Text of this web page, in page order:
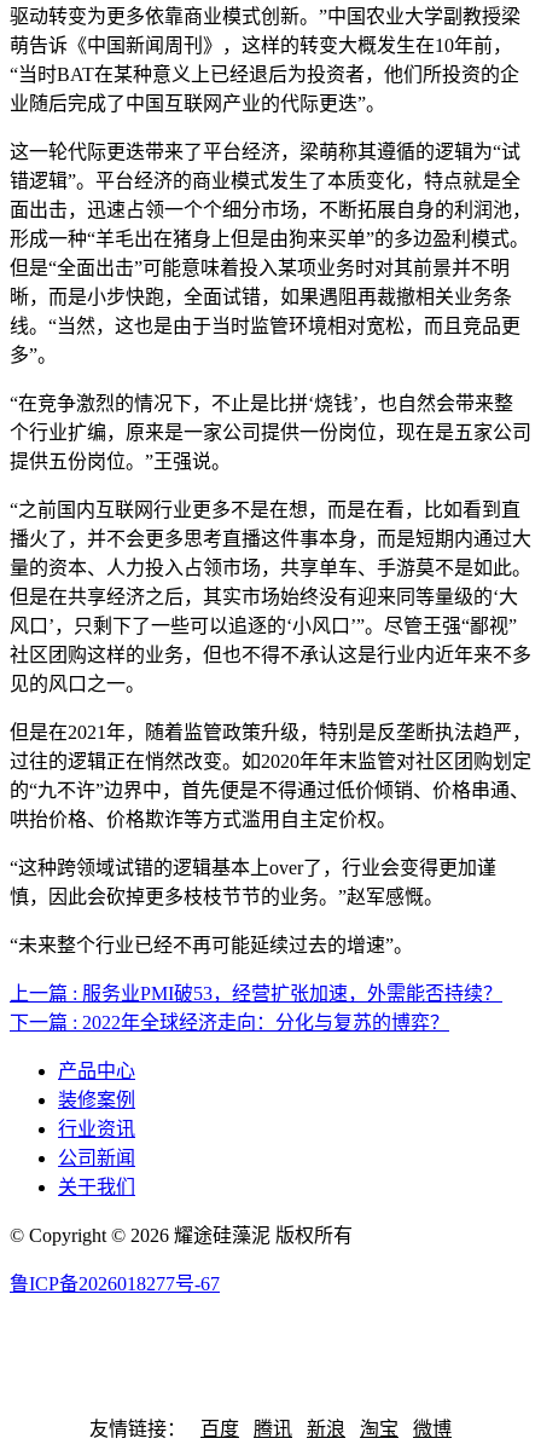
驱动转变为更多依靠商业模式创新。”中国农业大学副教授梁
萌告诉《中国新闻周刊》，这样的转变大概发生在10年前，
“当时BAT在某种意义上已经退后为投资者，他们所投资的企
业随后完成了中国互联网产业的代际更迭”。
这一轮代际更迭带来了平台经济，梁萌称其遵循的逻辑为“试
错逻辑”。平台经济的商业模式发生了本质变化，特点就是全
面出击，迅速占领一个个细分市场，不断拓展自身的利润池，
形成一种“羊毛出在猪身上但是由狗来买单”的多边盈利模式。
但是“全面出击”可能意味着投入某项业务时对其前景并不明
晰，而是小步快跑，全面试错，如果遇阻再裁撤相关业务条
线。“当然，这也是由于当时监管环境相对宽松，而且竞品更
多”。
“在竞争激烈的情况下，不止是比拼‘烧钱’，也自然会带来整
个行业扩编，原来是一家公司提供一份岗位，现在是五家公司
提供五份岗位。”王强说。
“之前国内互联网行业更多不是在想，而是在看，比如看到直
播火了，并不会更多思考直播这件事本身，而是短期内通过大
量的资本、人力投入占领市场，共享单车、手游莫不是如此。
但是在共享经济之后，其实市场始终没有迎来同等量级的‘大
风口’，只剩下了一些可以追逐的‘小风口’”。尽管王强“鄙视”
社区团购这样的业务，但也不得不承认这是行业内近年来不多
见的风口之一。
但是在2021年，随着监管政策升级，特别是反垄断执法趋严，
过往的逻辑正在悄然改变。如2020年年末监管对社区团购划定
的“九不许”边界中，首先便是不得通过低价倾销、价格串通、
哄抬价格、价格欺诈等方式滥用自主定价权。
“这种跨领域试错的逻辑基本上over了，行业会变得更加谨
慎，因此会砍掉更多枝枝节节的业务。”赵军感慨。
“未来整个行业已经不再可能延续过去的增速”。
上一篇 : 服务业PMI破53，经营扩张加速，外需能否持续？
下一篇 : 2022年全球经济走向：分化与复苏的博弈？
产品中心
装修案例
行业资讯
公司新闻
关于我们
© Copyright © 2026 耀途硅藻泥 版权所有
鲁ICP备2026018277号-67
友情链接： 百度 腾讯 新浪 淘宝 微博